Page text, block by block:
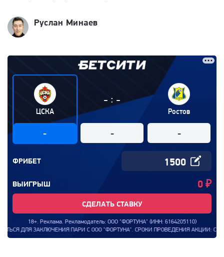
Руслан Минаев
ЦСКА
-
- : -
-
Ростов
-
ФРИБЕТ
ВЫИГРЫШ 0 ₽
СДЕЛАТЬ СТАВКУ
18+. Реклама. Рекламодатель: ООО "ФОРТУНА" (ИНН: 6164205110)
ПАРИ С ООО "ФОРТУНА". СРОКИ ПРОВЕДЕНИЯ АКЦИИ: С 00:00:00 (МСК)